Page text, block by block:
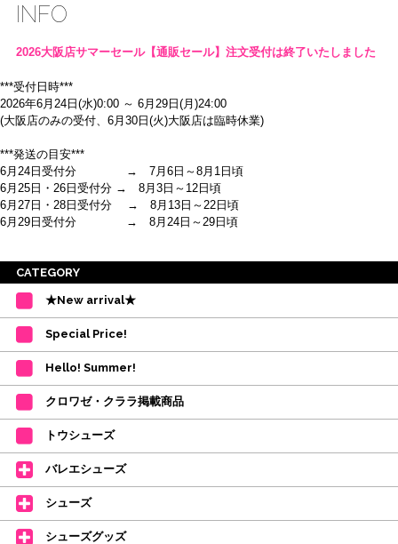
INFO
2026大阪店サマーセール【通販セール】注文受付は終了いたしました
***受付日時***
2026年6月24日(水)0:00 ～ 6月29日(月)24:00
(大阪店のみの受付、6月30日(火)大阪店は臨時休業)
***発送の目安***
6月24日受付分 → 7月6日～8月1日頃
6月25日・26日受付分 → 8月3日～12日頃
6月27日・28日受付分 → 8月13日～22日頃
6月29日受付分 → 8月24日～29日頃
※ご注意
間を目安として下さい。
・在庫の確保は発送の直前に行います。カートに入れて注文完了となって
ご注文商品が在庫切れの場合は、上記お目安の頃にご連絡させていただき
カード決済をされたお客様は決済金額の変更をさせていただきます。
【ミルバ×たけいみき】オリジナルタオルが新登場!
レッスンのお供にはもちろん、毎日の持ち歩きやギフトにもぴったりのミル
バオリジナルタオルです。
たけいみきさんが描く「夢かわいい」バレエイラストが、そのままタオルに
なりました。
デラロミラノ2026コレクションの販売を開始しました☆
CATEGORY
★New arrival★
Special Price!
Hello! Summer!
クロワゼ・クララ掲載商品
トウシューズ
バレエシューズ
シューズ
シューズグッズ